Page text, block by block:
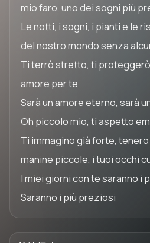
mio faro, uno dei sogni più
Le notti, i sogni, i pianti e le
del nostro mondo senza
Ti terrò stretto, ti
amore per te
Sarà un amore eterno, sarà
Oh piccolo mio, ti aspetto
Ti immagino già forte,
manine piccole, i tuoi occhi
I miei giorni con te saranno i
Saranno i più preziosi